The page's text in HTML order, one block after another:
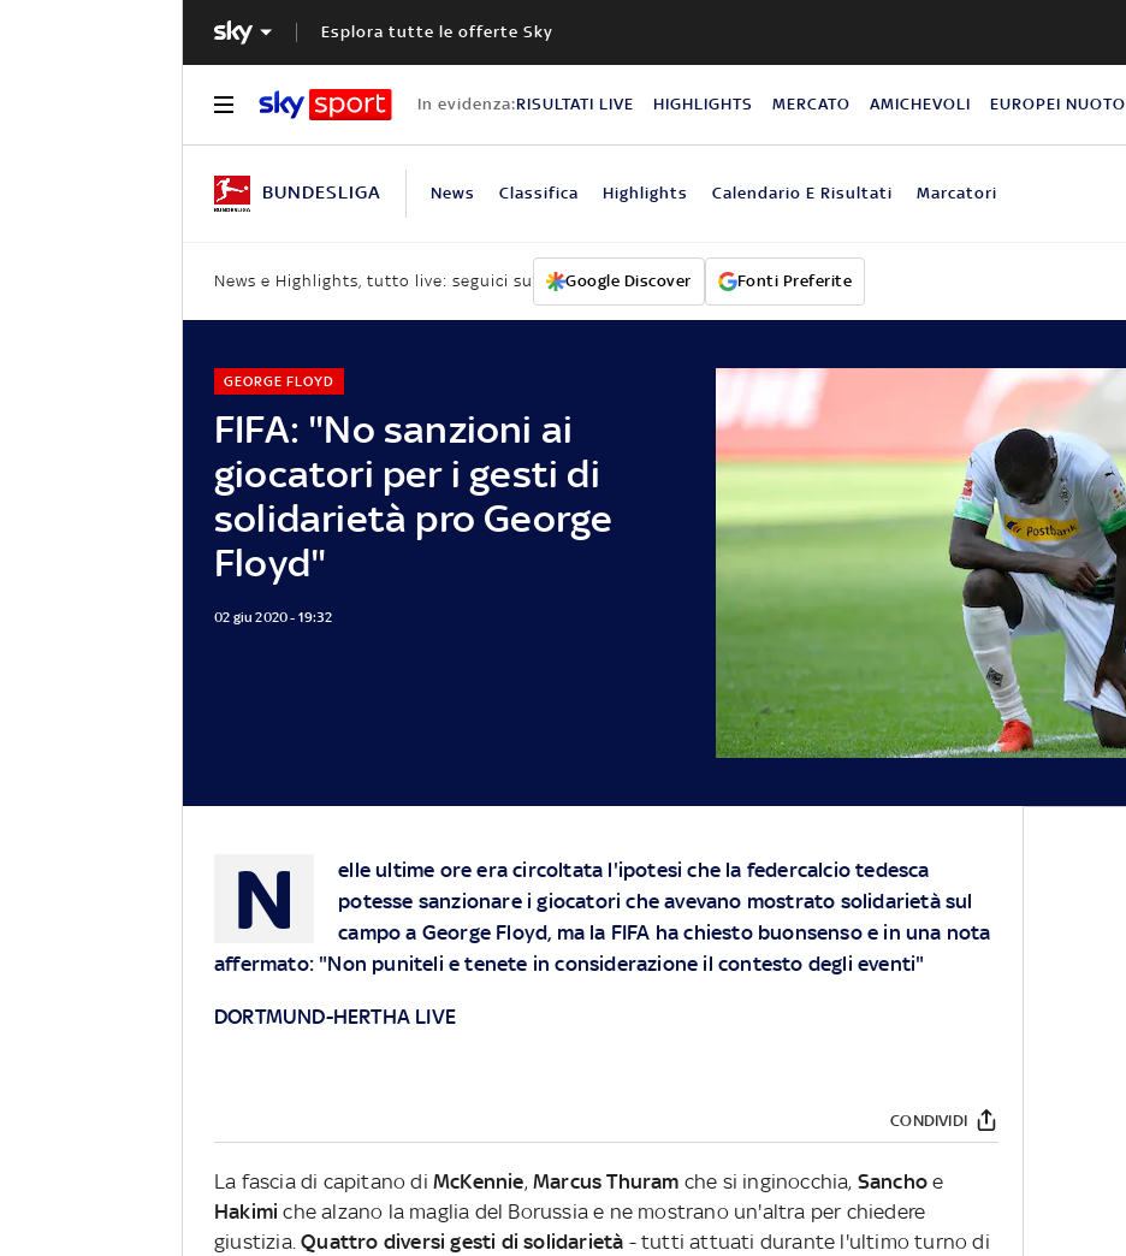
Esplora tutte le offerte Sky
In evidenza:RISULTATI LIVE HIGHLIGHTS MERCATO AMICHEVOLI EUROPEI NUOTO
BUNDESLIGA News Classifica Highlights Calendario E Risultati Marcatori
News e Highlights, tutto live: seguici su Google Discover Fonti Preferite
FIFA: "No sanzioni ai
giocatori per i gesti di
solidarietà pro George
Floyd"
GEORGE FLOYD
02 giu 2020 - 19:32
N
elle ultime ore era circoltata l'ipotesi che la federcalcio tedesca
potesse sanzionare i giocatori che avevano mostrato solidarietà sul
campo a George Floyd, ma la FIFA ha chiesto buonsenso e in una nota
affermato: "Non puniteli e tenete in considerazione il contesto degli eventi"
DORTMUND-HERTHA LIVE
CONDIVIDI
La fascia di capitano di McKennie,Marcus Thuram che si inginocchia, Sanchoe
Hakimiche alzano la maglia del Borussia e ne mostrano un'altra per chiedere
giustizia.Quattro diversi gesti di solidarietà - tutti attuati durante l'ultimo turno di